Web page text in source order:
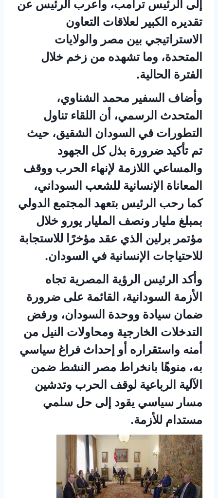
إلى الرئيس ترامب، وأعرب الرئيس عن
تقديره الكبير لعلاقات التعاون
الاستراتيجي بين مصر والولايات
المتحدة، وما تشهده من زخم خلال
الفترة الحالية.
وأضاف السفير محمد الشناوي،
المتحدث الرسمي، أن اللقاء تناول
التطورات في السودان الشقيق، حيث
تم تأكيد ضرورة بذل كل الجهود
والمساعي اللازمة لإنهاء الحرب ووقف
المعاناة الإنسانية للشعب السوداني،
كما رحب الرئيس بتعهد المجتمع الدولي
بمبلغ مليار ونصف المليار يورو خلال
مؤتمر برلين الذي عقد مؤخرًا للاستجابة
للاحتياجات الإنسانية في السودان.
وأكد الرئيس الرؤية المصرية تجاه
الأزمة السودانية، القائمة على ضرورة
ضمان سيادة ووحدة السودان، ورفض
التدخلات الخارجية ومحاولات النيل من
أمنه واستقراره أو إحداث فراغ سياسي
به، منوهًا بانخراط مصر النشط ضمن
الآلية الرباعية لوقف الحرب وتدشين
مسار سياسي يقود إلى حل سلمي
مستدام للأزمة.